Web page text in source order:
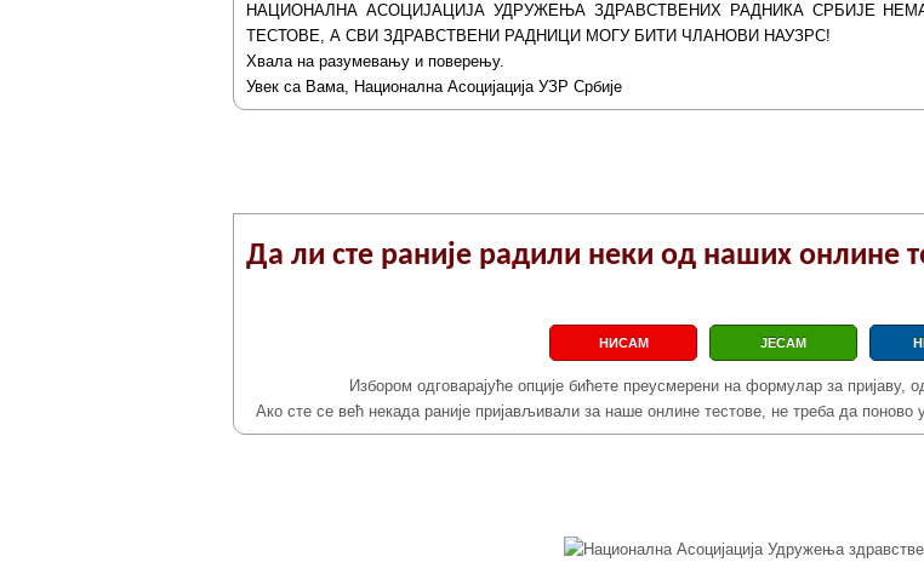
НАЦИОНАЛНА АСОЦИЈАЦИЈА УДРУЖЕЊА ЗДРАВСТВЕНИХ РАДНИКА СРБИЈЕ
ТЕСТОВЕ, А СВИ ЗДРАВСТВЕНИ РАДНИЦИ МОГУ БИТИ ЧЛАНОВИ НАУЗРС!
Хвала на разумевању и поверењу.
Увек са Вама, Национална Асоцијација УЗР Србије
Да ли сте раније радили неки од наших онлине
НИСАМ ЈЕСАМ
Избором одговарајуће опције бићете преусмерени на формулар за пријаву,
Ако сте се већ некада раније пријављивали за наше онлине тестове, не треба да